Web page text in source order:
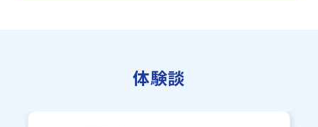
など
体験談